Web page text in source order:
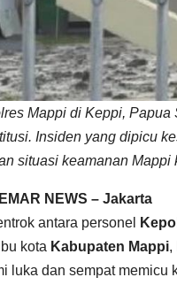
Mappi di Keppi,
Insiden yang dipicu
situasi keamanan Mappi
NEWS – Jakarta
antara personel
kota Kabupaten Mappi,
luka dan sempat memicu